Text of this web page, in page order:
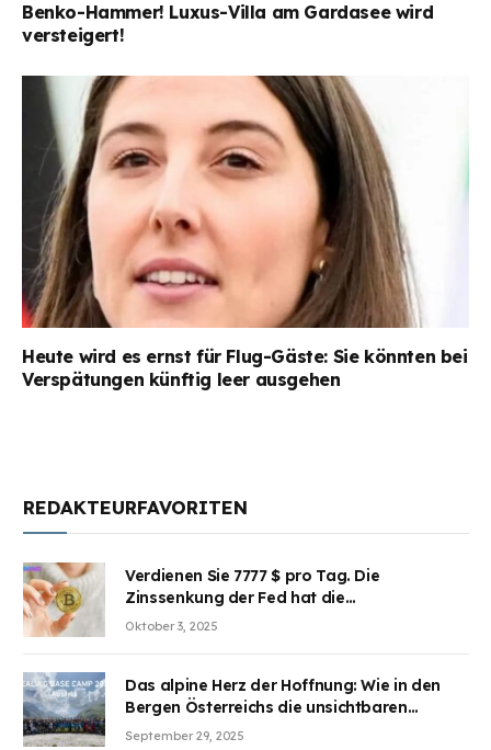
Benko-Hammer! Luxus-Villa am Gardasee wird
versteigert!
Heute wird es ernst für Flug-Gäste: Sie könnten bei
Verspätungen künftig leer ausgehen
REDAKTEURFAVORITEN
Verdienen Sie 7777 $ pro Tag. Die
Zinssenkung der Fed hat die
Aufmerksamkeit des Marktes erregt.
Oktober 3, 2025
Das alpine Herz der Hoffnung: Wie in den
Bergen Österreichs die unsichtbaren
Wunden des Kriegesheilen
September 29, 2025